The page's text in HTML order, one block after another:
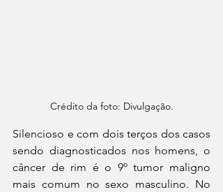
Crédito da foto: Divulgação.
Silencioso e com dois terços dos casos
sendo diagnosticados nos homens, o
câncer de rim é o 9º tumor maligno
mais comum no sexo masculino. No